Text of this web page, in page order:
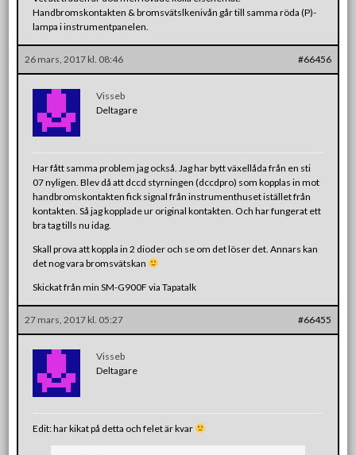
Handbromskontakten & bromsvätslkenivån går till samma röda (P)-
lampa i instrumentpanelen.
26 mars, 2017 kl. 08:46 #66456
Visseb
Deltagare
Har fått samma problem jag också. Jag har bytt växellåda från en sti
07 nyligen. Blev då att dccd styrningen (dccdpro) som kopplas in mot
handbromskontakten fick signal från instrumenthuset istället från
kontakten. Så jag kopplade ur original kontakten. Och har fungerat ett
bra tag tills nu idag.
Skall prova att koppla in 2 dioder och se om det löser det. Annars kan
det nog vara bromsvätskan
Skickat från min SM-G900F via Tapatalk
27 mars, 2017 kl. 05:27 #66455
Visseb
Deltagare
Edit: har kikat på detta och felet är kvar